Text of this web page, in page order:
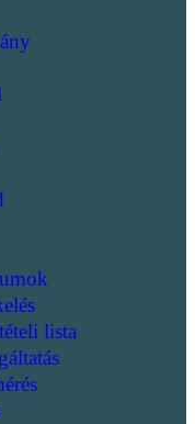
lista